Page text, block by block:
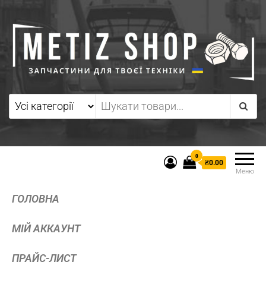
Меню
0
₴0.00
ГОЛОВНА
МІЙ АККАУНТ
ПРАЙС-ЛИСТ